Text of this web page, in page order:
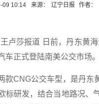
09 10:14 来源： 辽宁日报 作者：
莎报道 日前，丹东黄海
车正式登陆南美公交市场。
CNG公交车型，是丹东
标研发，结合当地路况、